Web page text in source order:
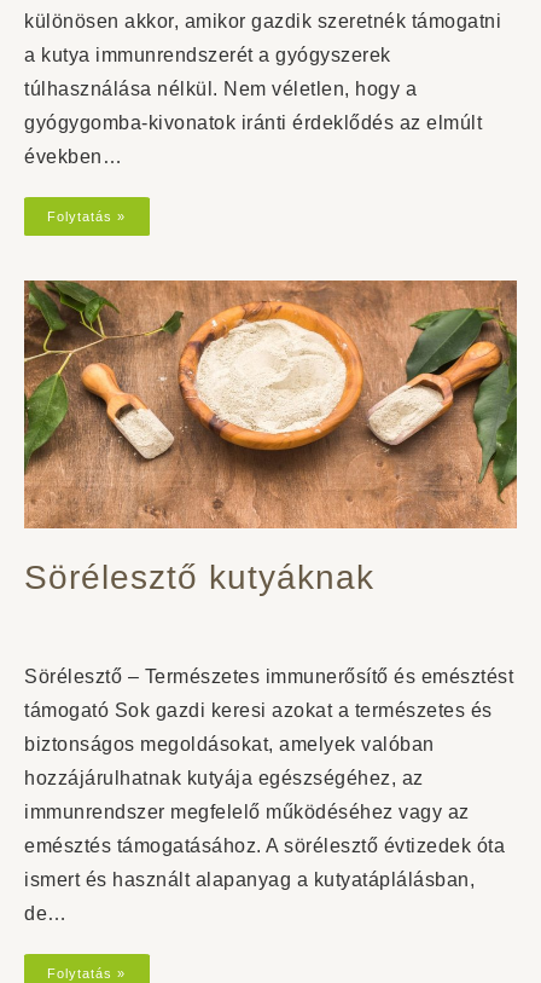
különösen akkor, amikor gazdik szeretnék támogatni
a kutya immunrendszerét a gyógyszerek
túlhasználása nélkül. Nem véletlen, hogy a
gyógygomba-kivonatok iránti érdeklődés az elmúlt
években…
Folytatás »
Sörélesztő kutyáknak
Sörélesztő – Természetes immunerősítő és emésztést
támogató Sok gazdi keresi azokat a természetes és
biztonságos megoldásokat, amelyek valóban
hozzájárulhatnak kutyája egészségéhez, az
immunrendszer megfelelő működéséhez vagy az
emésztés támogatásához. A sörélesztő évtizedek óta
ismert és használt alapanyag a kutyatáplálásban,
de…
Folytatás »